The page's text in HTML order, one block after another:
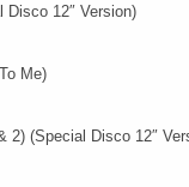
Disco 12″ Version)
Me)
2) (Special Disco 12″